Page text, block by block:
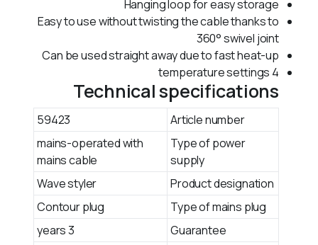
Hanging loop for easy storage
Easy to use without twisting the cable thanks to
360° swivel joint
Can be used straight away due to fast heat-up
4 temperature settings
Technical specifications
Article number
59423
Type of power
supply
mains-operated with
mains cable
Product designation
Wave styler
Type of mains plug
Contour plug
Guarantee
3 years